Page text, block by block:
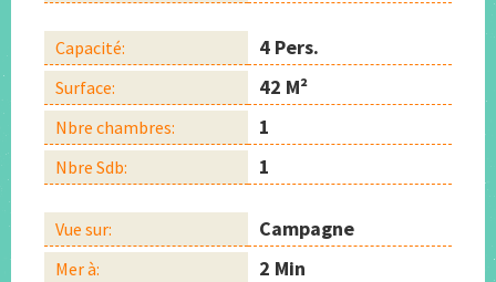
Capacité: 4 Pers.
Surface: 42 M²
Nbre chambres: 1
Nbre Sdb: 1
Vue sur: Campagne
Mer à: 2 Min